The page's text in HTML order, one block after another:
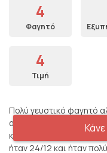
4
Φαγητό
4
Τιμή
Πολύ γευστικό φαγητό
ατμόσφαιρα. Οι
καταλάθος αλλες
ήταν 24/12 και ήταν